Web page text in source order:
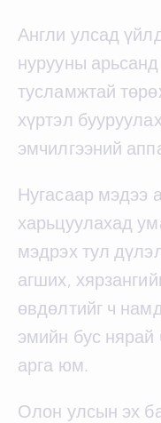
Англи улсад
нурууны
тусламжтай
хүртэл
эмчилгээний
Нугасаар мэдээ
харьцуулахад
мэдрэх тул
агших,
өвдөлтийг ч
эмийн бус нярай
арга юм.
Олон улсын эх